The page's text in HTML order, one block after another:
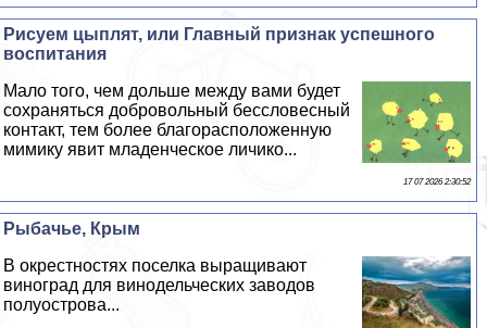
Рисуем цыплят, или Главный признак успешного
воспитания
Мало того, чем дольше между вами будет
сохраняться добровольный бессловесный
контакт, тем более благорасположенную
мимику явит младенческое личико...
17 07 2026 2:30:52
Рыбачье, Крым
В окрестностях поселка выращивают
виноград для винодельческих заводов
полуострова...